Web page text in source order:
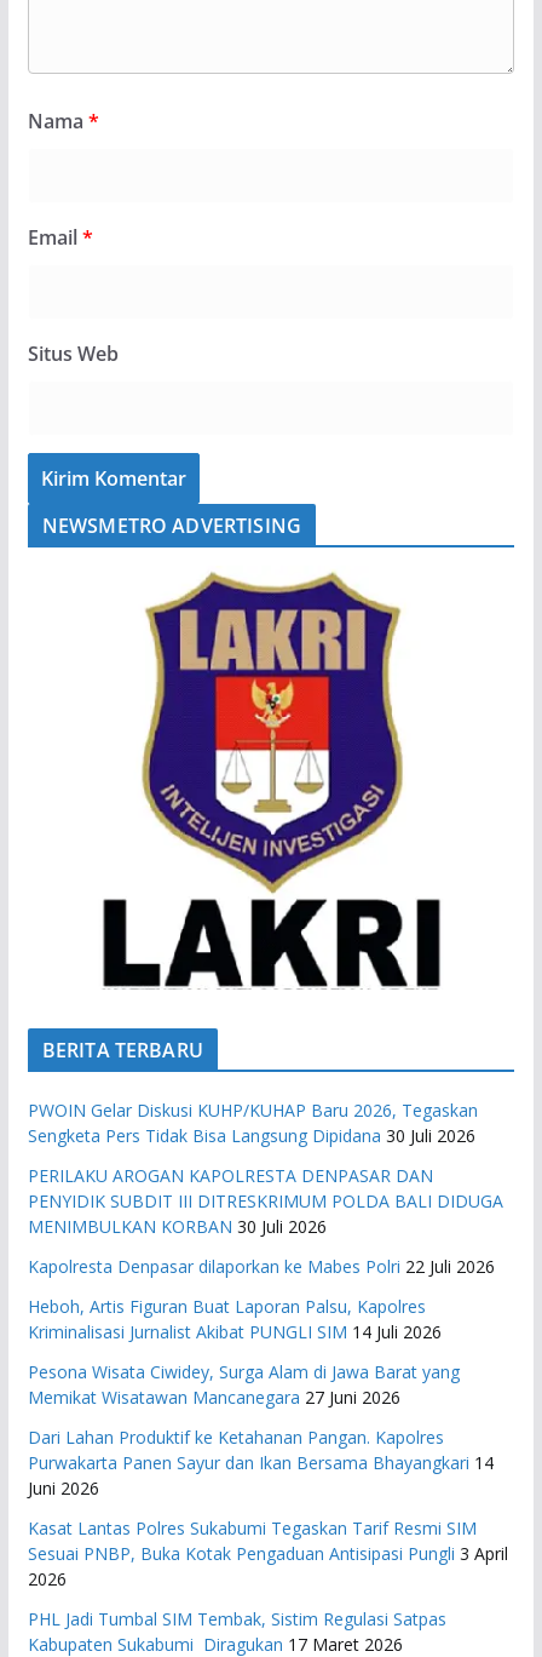
Nama *
Email*
Situs Web
NEWSMETRO ADVERTISING
BERITA TERBARU
PWOIN Gelar Diskusi KUHP/KUHAP Baru 2026, Tegaskan
Sengketa Pers Tidak Bisa Langsung Dipidana 30 Juli 2026
PERILAKU AROGAN KAPOLRESTA DENPASAR DAN
PENYIDIK SUBDIT III DITRESKRIMUM POLDA BALI DIDUGA
MENIMBULKAN KORBAN 30 Juli 2026
Kapolresta Denpasar dilaporkan ke Mabes Polri 22 Juli 2026
Heboh, Artis Figuran Buat Laporan Palsu, Kapolres
Kriminalisasi Jurnalist Akibat PUNGLI SIM 14 Juli 2026
Pesona Wisata Ciwidey, Surga Alam di Jawa Barat yang
Memikat Wisatawan Mancanegara 27 Juni 2026
Dari Lahan Produktif ke Ketahanan Pangan. Kapolres
Purwakarta Panen Sayur dan Ikan Bersama Bhayangkari 14
Juni 2026
Kasat Lantas Polres Sukabumi Tegaskan Tarif Resmi SIM
Sesuai PNBP, Buka Kotak Pengaduan Antisipasi Pungli 3 April
2026
PHL Jadi Tumbal SIM Tembak, Sistim Regulasi Satpas
Kabupaten Sukabumi Diragukan 17 Maret 2026